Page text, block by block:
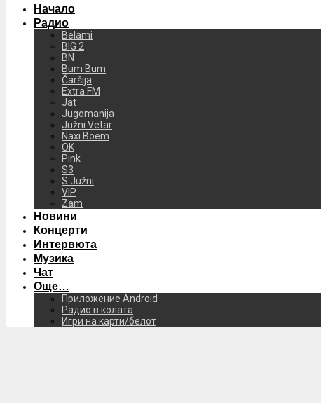
Начало
Радио
Belami
BIG 2
BN
Bum Bum
Čaršija
Extra FM
Jat
Jugomanija
Južni Vetar
Naxi Boem
OK
Pink
S3
S Južni
VIP
Zam
Новини
Концерти
Интервюта
Музика
Чат
Още…
Приложение Android
Радио в колата
Игри на карти/белот